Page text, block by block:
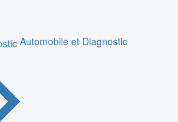
Automobile et Diagnostic